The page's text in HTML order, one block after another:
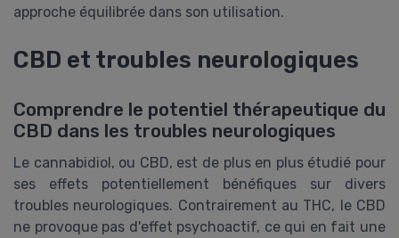
approche équilibrée dans son utilisation.
CBD et troubles neurologiques
Comprendre le potentiel thérapeutique du
CBD dans les troubles neurologiques
Le cannabidiol, ou CBD, est de plus en plus étudié pour
ses effets potentiellement bénéfiques sur divers
troubles neurologiques. Contrairement au THC, le CBD
ne provoque pas d'effet psychoactif, ce qui en fait une